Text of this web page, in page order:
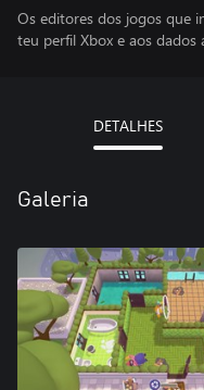
Os editores dos jogos que
teu perfil Xbox e aos dados
DETALHES
Galeria